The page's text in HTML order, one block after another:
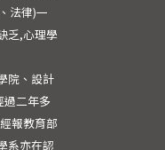
法律)一
乏,心理學
院、設計
過二年多
報教育部
系亦在認